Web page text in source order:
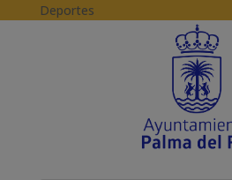
Skip to content
Deportes